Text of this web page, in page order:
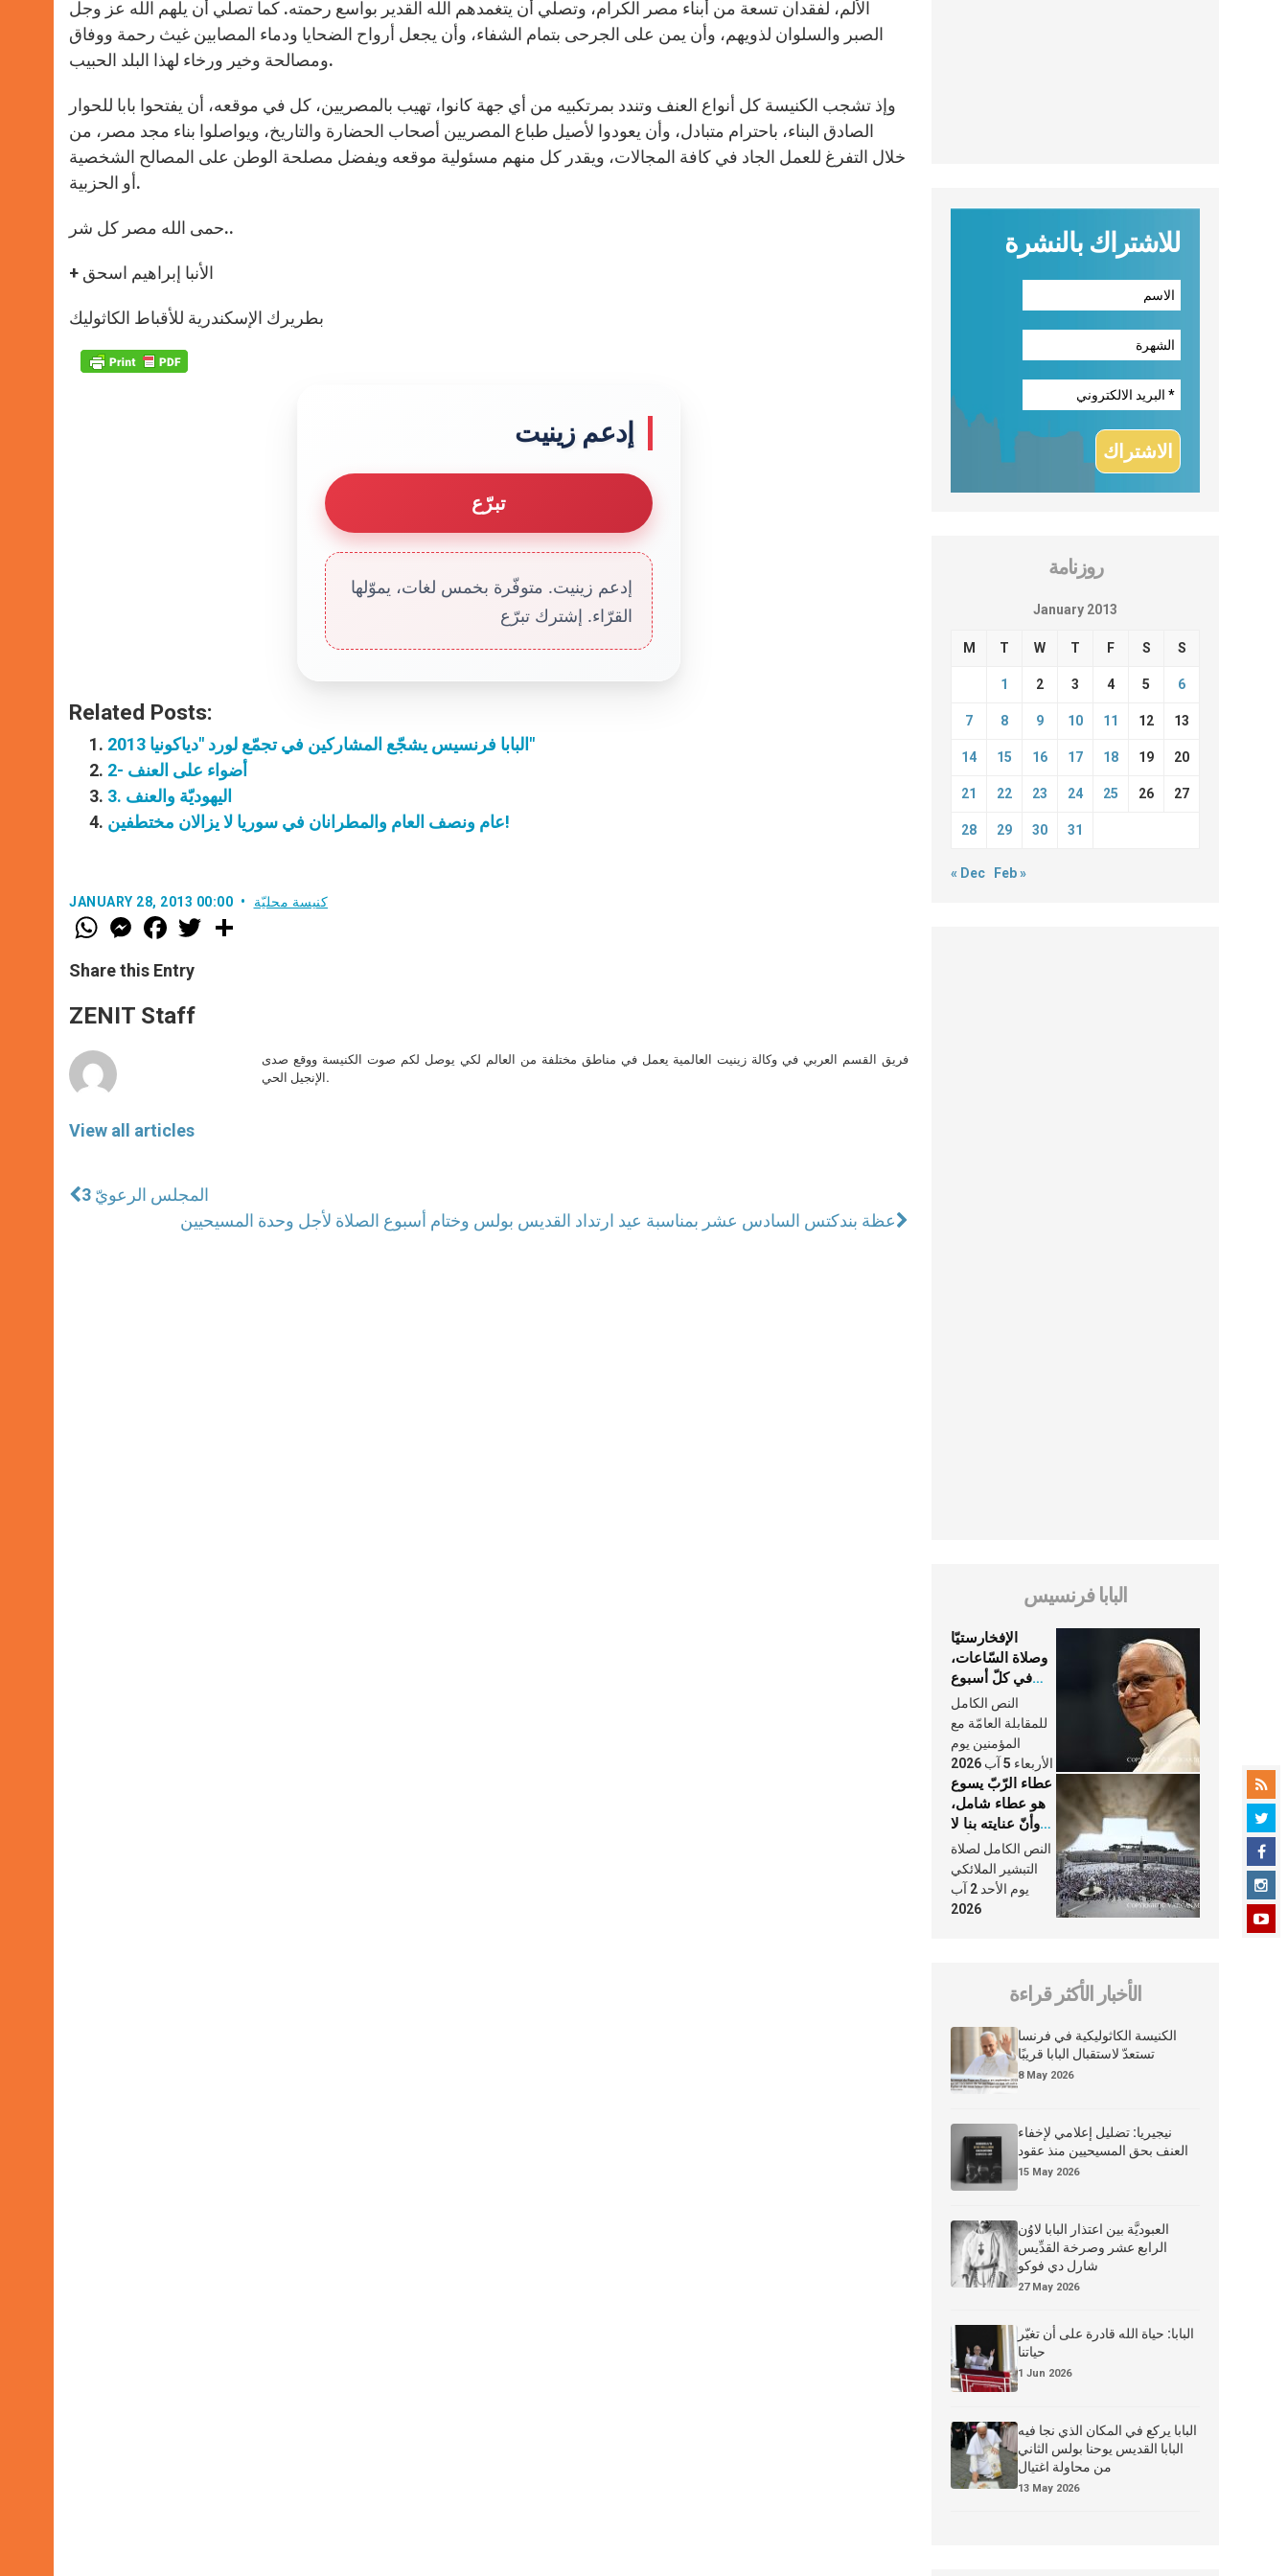
الألم، لفقدان تسعة من أبناء مصر الكرام، وتصلي أن يتغمدهم الله القدير بواسع رحمته. كما تصلي أن يلهم الله عز وجل
الصبر والسلوان لذويهم، وأن يمن على الجرحى بتمام الشفاء، وأن يجعل أرواح الضحايا ودماء المصابين غيث رحمة ووفاق
ومصالحة وخير ورخاء لهذا البلد الحبيب.
وإذ تشجب الكنيسة كل أنواع العنف وتندد بمرتكبيه من أي جهة كانوا، تهيب بالمصريين، كل في موقعه، أن يفتحوا بابا للحوار
الصادق البناء، باحترام متبادل، وأن يعودوا لأصيل طباع المصريين أصحاب الحضارة والتاريخ، ويواصلوا بناء مجد مصر، من
خلال التفرغ للعمل الجاد في كافة المجالات، ويقدر كل منهم مسئولية موقعه ويفضل مصلحة الوطن على المصالح الشخصية
أو الحزبية.
حمى الله مصر كل شر..
+ الأنبا إبراهيم اسحق
بطريرك الإسكندرية للأقباط الكاثوليك
إدعم زينيت
تبرّع
إدعم زينيت. متوفّرة بخمس لغات، يموّلها
القرّاء. إشترك تبرّع
Related Posts:
البابا فرنسيس يشجّع المشاركين في تجمّع لورد "دياكونيا 2013"
2- أضواء على العنف
3. اليهوديّة والعنف
عام ونصف العام والمطرانان في سوريا لا يزالان مختطفين!
JANUARY 28, 2013 00:00 كنيسة محليّة
W
h
t
s
p
p
M
e
s
e
g
e
F
a
e
b
o
k
w
Share this Entry
ZENIT Staff
View all articles
فريق القسم العربي في وكالة زينيت العالمية يعمل في مناطق مختلفة من العالم لكي يوصل لكم صوت الكنيسة ووقع صدى
الإنجيل الحي.
المجلس الرعويّ 3
عظة بندكتس السادس عشر بمناسبة عيد ارتداد القديس بولس وختام أسبوع الصلاة لأجل وحدة المسيحيين
للاشتراك بالنشرة
روزنامة
January 2013
M T W T F S S
1 2 3 4 5 6
7 8 9 10 11 12 13
14 15 16 17 18 19 20
21 22 23 24 25 26 27
28 29 30 31
« Dec Feb »
البابا فرنسيس
الإفخارستيّا
وصلاة السّاعات،
في كلّ أسبوع
وكلّ يوم، هما
النَّفَس في حياة
الكنيسة
النص الكامل
للمقابلة العامّة مع
المؤمنين يوم
الأربعاء 5 آب 2026
عطاء الرّبّ يسوع
هو عطاء شامل،
وأنّ عنايته بنا لا
تغيب عنّا أبدًا
النص الكامل لصلاة
التبشير الملائكي
يوم الأحد 2 آب
2026
الأخبار الأكثر قراءة
الكنيسة الكاثوليكية في فرنسا
تستعدّ لاستقبال البابا قريبًا
8 May 2026
نيجيريا: تضليل إعلامي لإخفاء
العنف بحق المسيحيين منذ عقود
15 May 2026
العبوديَّة بين اعتذار البابا لاوُن
الرابع عشر وصرخة القدِّيس
شارل دي فوكو
27 May 2026
البابا: حياة الله قادرة على أن تغيّر
حياتنا
1 Jun 2026
البابا يركع في المكان الذي نجا فيه
البابا القديس يوحنا بولس الثاني
من محاولة اغتيال
13 May 2026